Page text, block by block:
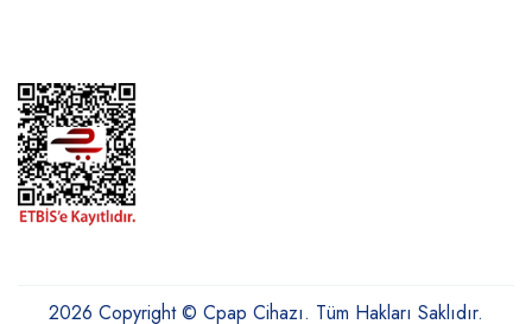
2026 Copyright © Cpap Cihazı. Tüm Hakları Saklıdır.